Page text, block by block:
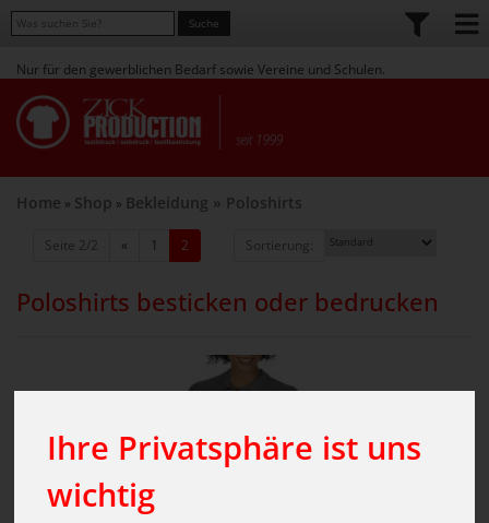
Ihre Privatsphäre ist uns
wichtig
Nur für den gewerblichen Bedarf sowie Vereine und Schulen.
Home » Shop » Bekleidung » Poloshirts
Seite 2/2 « 1 2 Sortierung:
Poloshirts besticken oder bedrucken